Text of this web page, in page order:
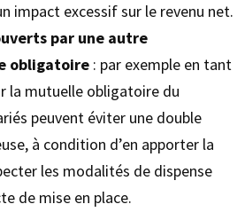
impact excessif sur le revenu net.
par une autre
obligatoire: par exemple en tant
la mutuelle obligatoire du
peuvent éviter une double
à condition d’en apporter la
les modalités de dispense
de mise en place.